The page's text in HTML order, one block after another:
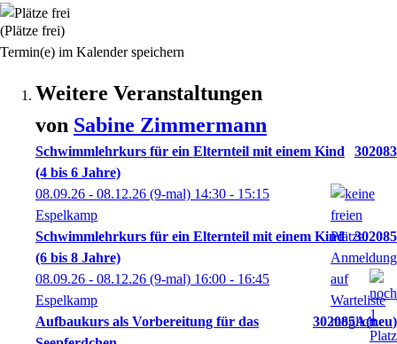
(Plätze frei)
Termin(e) im Kalender speichern
Weitere Veranstaltungen
von Sabine Zimmermann
Schwimmlehrkurs für ein Elternteil mit einem Kind
(4 bis 6 Jahre)
302083
08.09.26 - 08.12.26 (9-mal) 14:30 - 15:15
Espelkamp
Schwimmlehrkurs für ein Elternteil mit einem Kind
(6 bis 8 Jahre)
302085
08.09.26 - 08.12.26 (9-mal) 16:00 - 16:45
Espelkamp
Aufbaukurs als Vorbereitung für das
302085A neu